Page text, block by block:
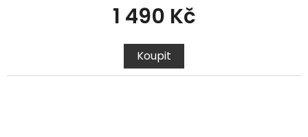
1 490 Kč
Koupit